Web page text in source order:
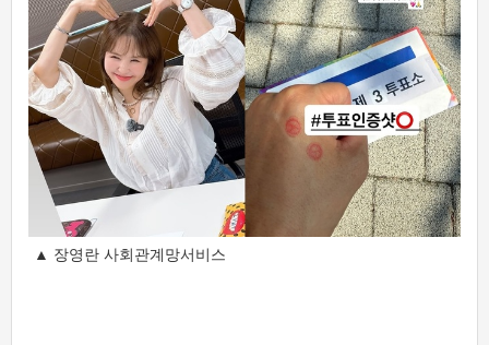
▲ 장영란 사회관계망서비스